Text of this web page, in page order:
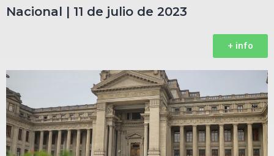
Nacional | 11 de julio de 2023ㅤㅤㅤㅤㅤㅤㅤㅤ
+ info